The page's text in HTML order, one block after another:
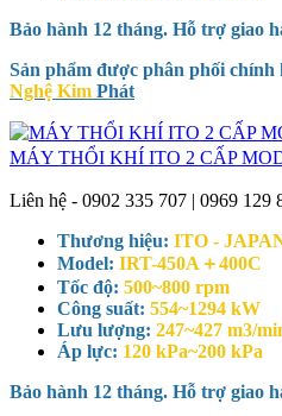
Bảo hành 12 tháng. Hỗ trợ giao
Sản phẩm được phân phối chính
Nghệ Kim Phát
MÁY THỔI KHÍ ITO 2 CẤP
Liên hệ - 0902 335 707 | 0969 129
Thương hiệu: ITO -
Model: IRT-450A＋400C
Tốc độ: 500~800 rpm
Công suất: 554~1294 kW
Lưu lượng: 247~427 m3/
Áp lực: 120 kPa~200 kPa
Bảo hành 12 tháng. Hỗ trợ giao